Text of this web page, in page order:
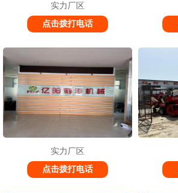
实力厂区
点击拨打电话
实力厂区
点击拨打电话